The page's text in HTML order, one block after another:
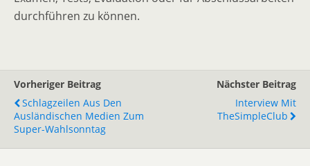
durchführen zu können.
Vorheriger Beitrag
Schlagzeilen Aus Den
Ausländischen Medien Zum
Super-Wahlsonntag
Nächster Beitrag
Interview Mit
TheSimpleClub